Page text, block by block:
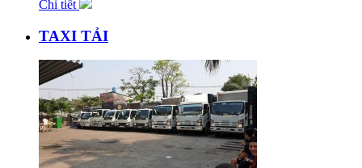
Chi tiết
TAXI TẢI